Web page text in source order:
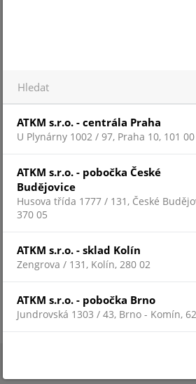
118W-A71
Pro zobrazení informací je nutné
ATKM s.r.o. - centrála Praha
U Plynárny 1002 / 97, Praha 10, 101 00
ATKM s.r.o. - pobočka České
Budějovice
Husova třída 1777 / 131, České
370 05
ATKM s.r.o. - sklad Kolín
Zengrova / 131, Kolín, 280 02
ATKM s.r.o. - pobočka Brno
Jundrovská 1303 / 43, Brno - Komín,